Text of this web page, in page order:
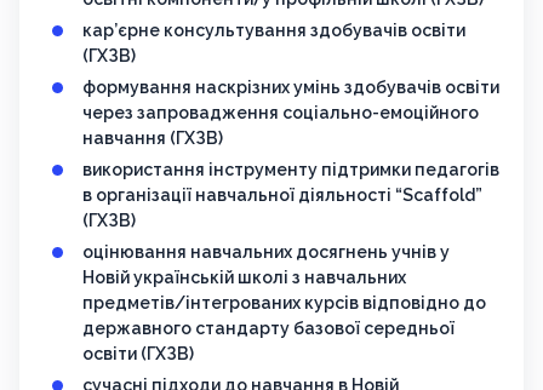
кар’єрне консультування здобувачів освіти
(ГХЗВ)
формування наскрізних умінь здобувачів освіти
через запровадження соціально-емоційного
навчання (ГХЗВ)
використання інструменту підтримки педагогів
в організації навчальної діяльності “Scaffold”
(ГХЗВ)
оцінювання навчальних досягнень учнів у
Новій українській школі з навчальних
предметів/інтегрованих курсів відповідно до
державного стандарту базової середньої
освіти (ГХЗВ)
сучасні підходи до навчання в Новій